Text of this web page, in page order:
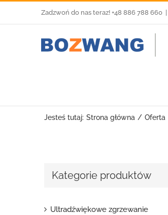
do
Zadzwoń do nas teraz! +48 886 788 660
Jesteś tutaj: Strona główna Oferta
Kategorie produktów
Ultradźwiękowe zgrzewanie